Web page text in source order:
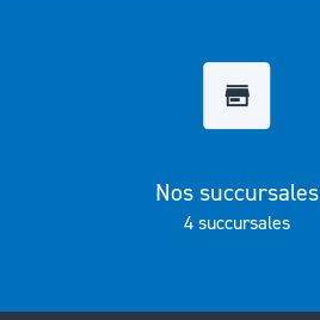
Nos succursales
4 succursales